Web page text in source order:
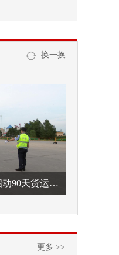
换一换
三方执法力量集结 呼伦贝尔启动90天货运车辆违法专项整治
更多 >>